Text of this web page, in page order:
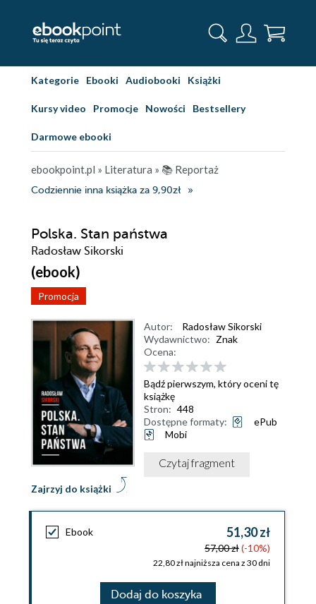
Kategorie Ebooki Audiobooki Książki
Kursy video Promocje Nowości Bestsellery
Darmowe ebooki
ebookpoint.pl » Literatura » 📚 Reportaż
Codziennie inna książka za 9,90zł
Polska. Stan państwa
Radosław Sikorski
(ebook)
Promocja
Zajrzyj do książki
Autor:
Radosław Sikorski
Wydawnictwo: Znak
Ocena:
Bądź pierwszym, który oceni tę
książkę
Stron: 448
Dostępne formaty:
ePub
Mobi
Czytaj fragment
Ebook 51,30 zł
57,00 zł(-10%)
22,80 zł najniższa cena z 30 dni
Dodaj do koszyka